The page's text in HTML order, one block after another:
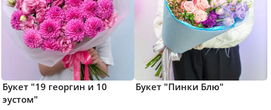
Букет "19 георгин и 10
эустом"
Букет "Пинки Блю"